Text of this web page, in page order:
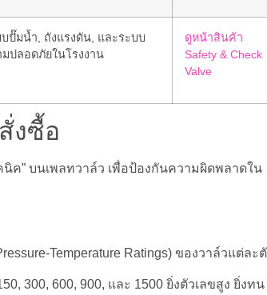
บปั๊มน้ำ, ถังแรงดัน, และระบบ
มปลอดภัยในโรงงาน
ดูหน้าสินค้า
Safety & Check
Valve
งซื้อ
นิค” บนเพลทวาล์ว เพื่อป้องกันความผิดพลาดใน
Temperature Ratings) ของวาล์วแต่ละ
300, 600, 900, และ 1500 ยิ่งตัวเลขสูง ยิ่งทน